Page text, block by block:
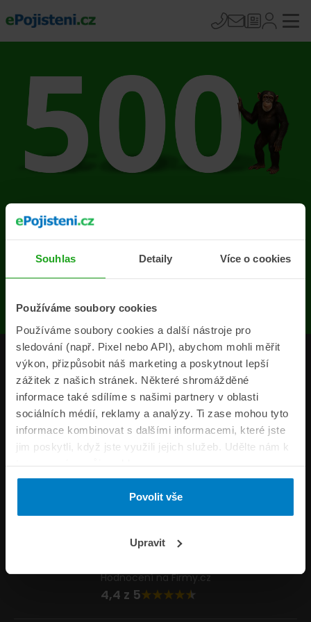
Souhlas Detaily Více o cookies
Používáme soubory cookies
Používáme soubory cookies a další nástroje pro
sledování (např. Pixel nebo API), abychom mohli měřit
výkon, přizpůsobit náš marketing a poskytnout lepší
zážitek z našich stránek. Některé shromážděné
informace také sdílíme s našimi partnery v oblasti
sociálních médií, reklamy a analýzy. Ti zase mohou tyto
informace kombinovat s dalšími informacemi, které jste
jim poskytli, když jste využili jejich služeb. Udělte nám k
tomu prosím svůj souhlas.
Povolit vše
Upravit
Na stránce se vyskytla
chyba
Produkty
Pojišťovny
Informace
ePojisteni.cz
Formuláře
Napište nám
Hodnocení na Firmy.cz
4,4 z 5